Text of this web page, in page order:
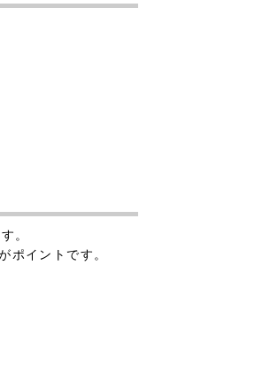
。
イントです。